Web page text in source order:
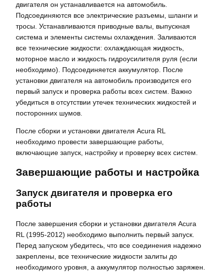
двигателя он устанавливается на автомобиль.
Подсоединяются все электрические разъемы, шланги и
тросы. Устанавливаются приводные валы, выпускная
система и элементы системы охлаждения. Заливаются
все технические жидкости: охлаждающая жидкость,
моторное масло и жидкость гидроусилителя руля (если
необходимо). Подсоединяется аккумулятор. После
установки двигателя на автомобиль производится его
первый запуск и проверка работы всех систем. Важно
убедиться в отсутствии утечек технических жидкостей и
посторонних шумов.
После сборки и установки двигателя Acura RL
необходимо провести завершающие работы,
включающие запуск, настройку и проверку всех систем.
Завершающие работы и настройка
Запуск двигателя и проверка его
работы
После завершения сборки и установки двигателя Acura
RL (1995-2012) необходимо выполнить первый запуск.
Перед запуском убедитесь, что все соединения надежно
закреплены, все технические жидкости залиты до
необходимого уровня, а аккумулятор полностью заряжен.